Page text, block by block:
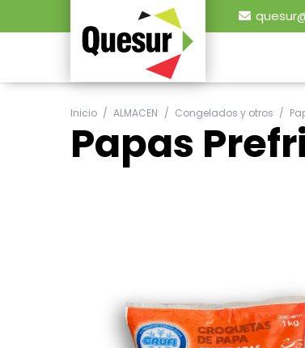
Inicio / ALMACEN / Congelados y otros /
Papas